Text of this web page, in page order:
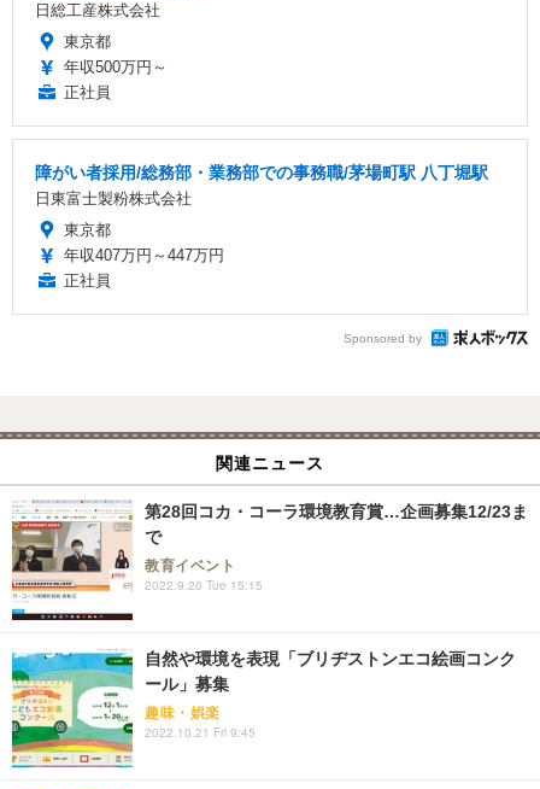
日総工産株式会社
東京都
年収500万円～
正社員
障がい者採用/総務部・業務部での事務職/茅場町駅 八丁堀駅
日東富士製粉株式会社
東京都
年収407万円～447万円
正社員
Sponsored by
関連ニュース
第28回コカ・コーラ環境教育賞…企画募集12/23ま
で
教育イベント
2022.9.20 Tue 15:15
自然や環境を表現「ブリヂストンエコ絵画コンク
ール」募集
趣味・娯楽
2022.10.21 Fri 9:45